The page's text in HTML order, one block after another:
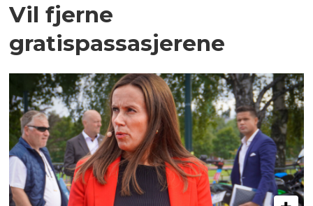
Vil fjerne
gratispassasjerene